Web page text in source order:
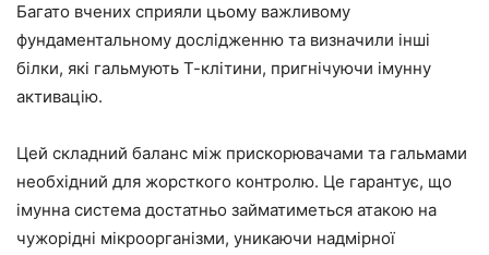
Багато вчених сприяли цьому важливому
фундаментальному дослідженню та визначили інші
білки, які гальмують Т-клітини, пригнічуючи імунну
активацію.
Цей складний баланс між прискорювачами та гальмами
необхідний для жорсткого контролю. Це гарантує, що
імунна система достатньо займатиметься атакою на
чужорідні мікроорганізми, уникаючи надмірної